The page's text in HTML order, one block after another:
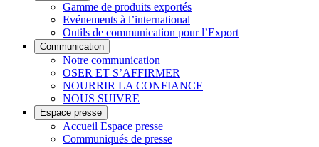
Gamme de produits exportés
Evénements à l’international
Outils de communication pour l’Export
Communication
Notre communication
OSER ET S’AFFIRMER
NOURRIR LA CONFIANCE
NOUS SUIVRE
Espace presse
Accueil Espace presse
Communiqués de presse